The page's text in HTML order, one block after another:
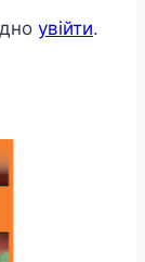
увійти.